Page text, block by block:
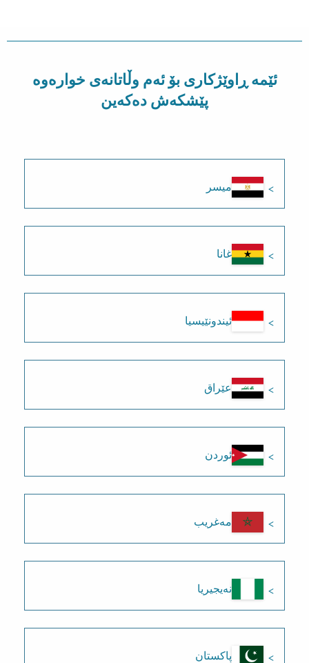
ئێمە ڕاوێژکاری بۆ ئەم وڵاتانەی خوارەوە
پێشکەش دەکەین
میسر
غانا
ئیندونێیسیا
عێراق
ئوردن
مەغریب
نەیجیریا
پاکستان